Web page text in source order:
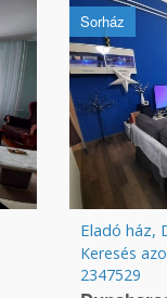
Sorház
Eladó ház,
Keresés
2347529